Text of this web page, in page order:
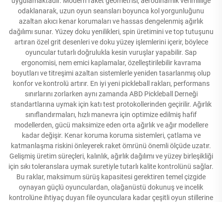
odaklanarak, uzun oyun seansları boyunca kol yorgunluğunu
azaltan akıcı kenar korumaları ve hassas dengelenmiş ağırlık
dağılımı sunar. Yüzey doku yenilikleri, spin üretimini ve top tutuşunu
artıran özel grit desenleri ve doku yüzey işlemlerini içerir, böylece
oyuncular tutarlı doğrulukla kesin vuruşlar yapabilir. Sap
ergonomisi, nem emici kaplamalar, özelleştirilebilir kavrama
boyutları ve titreşimi azaltan sistemlerle yeniden tasarlanmış olup
konfor ve kontrolü artırır. En iyi yeni pickleball rakları, performans
sınırlarını zorlarken aynı zamanda ABD Pickleball Derneği
standartlarına uymak için katı test protokollerinden geçirilir. Ağırlık
sınıflandırmaları, hızlı manevra için optimize edilmiş hafif
modellerden, gücü maksimize eden orta ağırlık ve ağır modellere
kadar değişir. Kenar koruma koruma sistemleri, çatlama ve
katmanlaşma riskini önleyerek raket ömrünü önemli ölçüde uzatır.
Gelişmiş üretim süreçleri, kalınlık, ağırlık dağılımı ve yüzey birleşikliği
için sıkı toleranslara uymak suretiyle tutarlı kalite kontrolünü sağlar.
Bu raklar, maksimum sürüş kapasitesi gerektiren temel çizgide
oynayan güçlü oyunculardan, olağanüstü dokunuş ve incelik
kontrolüne ihtiyaç duyan file oyunculara kadar çeşitli oyun stillerine